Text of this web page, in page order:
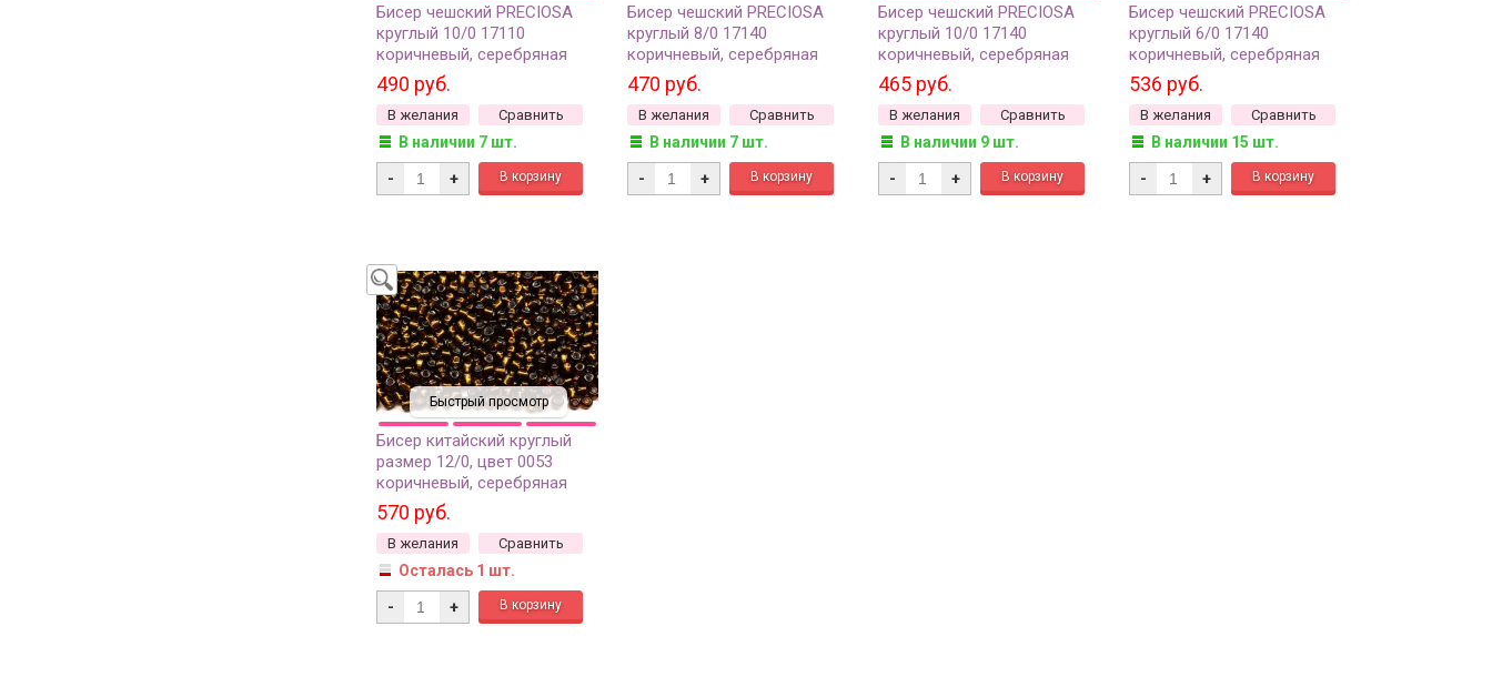
Бисер чешский PRECIOSA
круглый 10/0 17110
коричневый, серебряная
линия внутри, квадратное
отверстие, 1 сорт, 50г
490 руб.
В желания Сравнить
В наличии 7 шт.
- +
Бисер чешский PRECIOSA
круглый 8/0 17140
коричневый, серебряная
линия внутри, квадратное
отверстие, 50г
470 руб.
В желания Сравнить
В наличии 7 шт.
- +
Бисер чешский PRECIOSA
круглый 10/0 17140
коричневый, серебряная
линия внутри, 1 сорт, 50г
465 руб.
В желания Сравнить
В наличии 9 шт.
- +
Бисер чешский PRECIOSA
круглый 6/0 17140
коричневый, серебряная
линия внутри, 50г
536 руб.
В желания Сравнить
В наличии 15 шт.
- +
Быстрый просмотр
Бисер китайский круглый
размер 12/0, цвет 0053
коричневый, серебряная
линия внутри, 450г
570 руб.
В желания Сравнить
Осталась 1 шт.
- +